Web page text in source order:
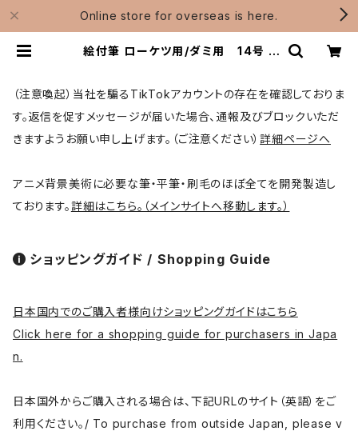
Online store for overseas is here.
絵付筆 ローケツ用/ダミ用 14号 |
（注意喚起）当社を騙るTikTokアカウントの存在を確認しておりま
す。返信を促すメッセージが届いた場合、通報及びブロックいただ
きますようお願い申し上げます。（ご注意ください）詳細ページへ
アニメ背景美術に必要な筆・平筆・刷毛のほぼ全てを開発製造し
ております。詳細はこちら。（メインサイトへ移動します。）
ショッピングガイド / Shopping Guide
日本国内でのご購入者様向けショッピングガイドはこちら
Click here for a shopping guide for purchasers in Japa
n.
日本国外からご購入される場合は、下記URLのサイト（英語）をご
利用ください。/ To purchase from outside Japan, please v